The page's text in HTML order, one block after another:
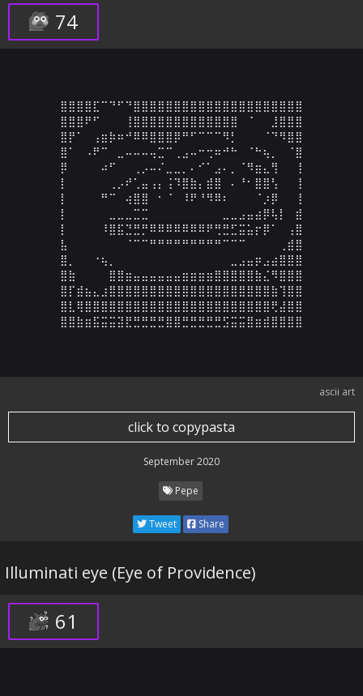
74
⣿⣿⣿⣿⣏⠉⠙⠋⠙⣿⣿⣿⣿⣿⣿⣿⣿⣿⣿⣿⣿⣿⣿⣿⣿⣿⣿⣿⣿⣿
⣿⣿⣿⠟⠋⠀⠀⠀⢸⣿⣿⣿⣿⣿⣿⣿⣿⣿⣿⣿⣿⣿⠀⠈⠀⠀⣸⣿⣿⣿
⣿⡟⠁⠀⢠⣶⡷⠶⠚⠿⠿⣿⣿⣿⡿⠛⠋⠉⠉⠉⠻⡃⠀⠀⠀⠈⠙⠻⣿⣿
⣿⠁⠀⠠⠟⠉⠀⣀⠤⠤⠤⢤⣉⠉⢀⣠⠤⠒⢒⠶⠚⠓⠀⠈⠓⢦⡀⠀⠈⣿
⡿⠀⠀⠀⠀⠴⠋⠀⠀⢀⡠⠤⠌⣀⣀⡀⠄⠊⠁⣠⠄⡀⠈⠻⣶⣄⢻⠀⠀⢸
⡇⠀⠀⠀⠀⠀⢀⡠⠞⢁⣤⢠⡄⢨⠹⣿⣷⡄⣾⣿⠀⠄⠘⠂⣿⣿⢣⠀⠀⢸
⡇⠀⠀⠀⠀⠛⠉⠀⢴⣿⣿⠀⠂⠈⠀⠸⠟⠘⠻⠿⠆⠀⠀⠀⠈⡰⡿⠀⠀⢸
⡇⠀⠀⠀⠀⠀⣀⣀⣀⣉⣉⠀⠀⠀⠀⠀⠀⠀⠀⠀⣀⣀⣠⣤⣴⡿⢧⡇⠀⣾
⡇⠀⠀⠀⠀⠸⣿⣯⣙⣛⡛⠿⠿⠿⠿⠿⠿⠿⠟⢛⣛⣋⣭⣥⡖⡿⠁⠀⢠⣿
⣧⠀⠀⠀⠀⠀⠀⠀⠈⠉⠉⠛⠛⠛⠛⠛⠛⠛⠛⠛⠉⠉⠉⠀⠀⠀⠀⢀⣾⣿
⣿⡀⠀⠀⠐⢦⡀⠀⠀⠀⠀⠀⠀⠀⠀⠀⠀⠀⠀⠀⠀⣀⣠⣤⡶⣠⣴⣿⣿⣿
⣿⣷⠀⠀⠀⠀⣿⣿⣶⣤⣤⣤⣤⣤⣤⣶⣶⣶⣶⣿⣿⣿⣿⣿⣷⣌⠻⣿⣿⣿
⣿⡏⣾⣦⣄⣰⣿⣿⣿⣿⣿⣿⣿⣿⣿⣿⣿⣿⣿⣿⣿⣿⣿⣿⣿⣿⣷⢹⣿⣿
⣿⣇⢿⣿⣿⣿⣿⣿⣿⣿⣿⣿⣿⣿⣿⣿⣿⣿⣿⣿⣿⣿⣿⣿⣿⣿⢟⣼⣿⣿
⣿⣿⣷⣶⣯⣭⣭⣽⣟⣛⣛⣛⣛⣿⣿⣛⣛⣛⣛⣛⣫⣭⣭⣿⣶⣾⣿⣿⣿⣿
ascii art
click to copypasta
September 2020
Pepe
Tweet Share
Illuminati eye (Eye of Providence)
61